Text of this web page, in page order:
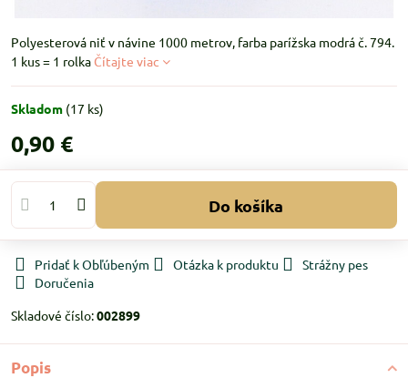
Polyesterová niť v návine 1000 metrov, farba parížska modrá č. 794.
1 kus = 1 rolka Čítajte viac
Skladom (17 ks)
0,90 €
Do košíka
Pridať k Obľúbeným Otázka k produktu
Strážny pes
Doručenia
Skladové číslo:002899
Popis